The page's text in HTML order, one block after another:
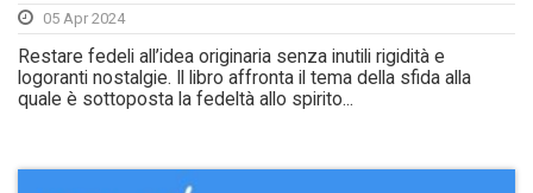
05 Apr 2024
Restare fedeli all’idea originaria senza inutili rigidità e
logoranti nostalgie. Il libro affronta il tema della sfida alla
quale è sottoposta la fedeltà allo spirito...